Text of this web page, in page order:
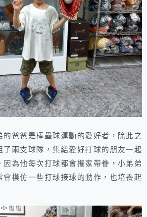
爸爸是棒壘球運動的愛好者，除此之
了兩支球隊，集結愛好打球的朋友一起
因為他每次打球都會攜家帶眷，小弟弟
會模仿一些打球接球的動作，也培養起